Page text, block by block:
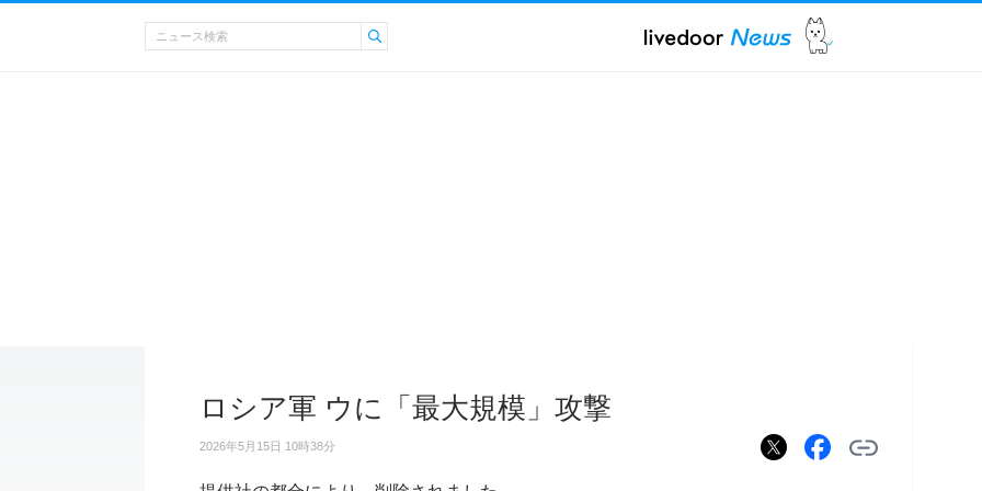
ロシア軍 ウに「最大規模」攻撃
2026年5月15日 10時38分